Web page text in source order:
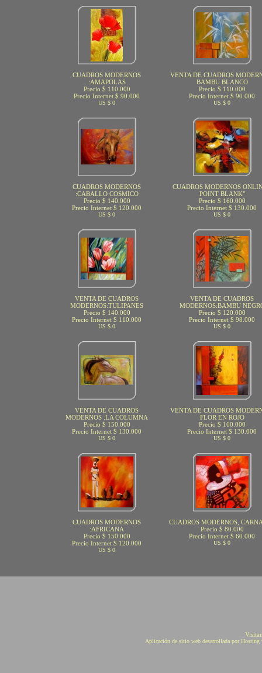
CUADROS MODERNOS
:AMAPOLAS
Precio $ 110.000
Precio Internet $ 90.000
US $ 0
VENTA DE CUADROS
BAMBU BLANCO
Precio $ 110.000
Precio Internet $ 90.000
US $ 0
CUADROS MODERNOS
:CABALLO COSMICO
Precio $ 140.000
Precio Internet $ 120.000
US $ 0
CUADROS MODERNOS
POINT BLANK"
Precio $ 160.000
Precio Internet $ 130.000
US $ 0
VENTA DE CUADROS
MODERNOS:TULIPANES
Precio $ 140.000
Precio Internet $ 110.000
US $ 0
VENTA DE CUADROS
MODERNOS:BAMBU
Precio $ 120.000
Precio Internet $ 98.000
US $ 0
VENTA DE CUADROS
MODERNOS :LA COLUMNA
Precio $ 150.000
Precio Internet $ 130.000
US $ 0
VENTA DE CUADROS
FLOR EN ROJO
Precio $ 160.000
Precio Internet $ 130.000
US $ 0
CUADROS MODERNOS
:AFRICANA
Precio $ 150.000
Precio Internet $ 120.000
US $ 0
CUADROS MODERNOS,
Precio $ 80.000
Precio Internet $ 60.000
US $ 0
Aplicación de sitio web desarrollada por